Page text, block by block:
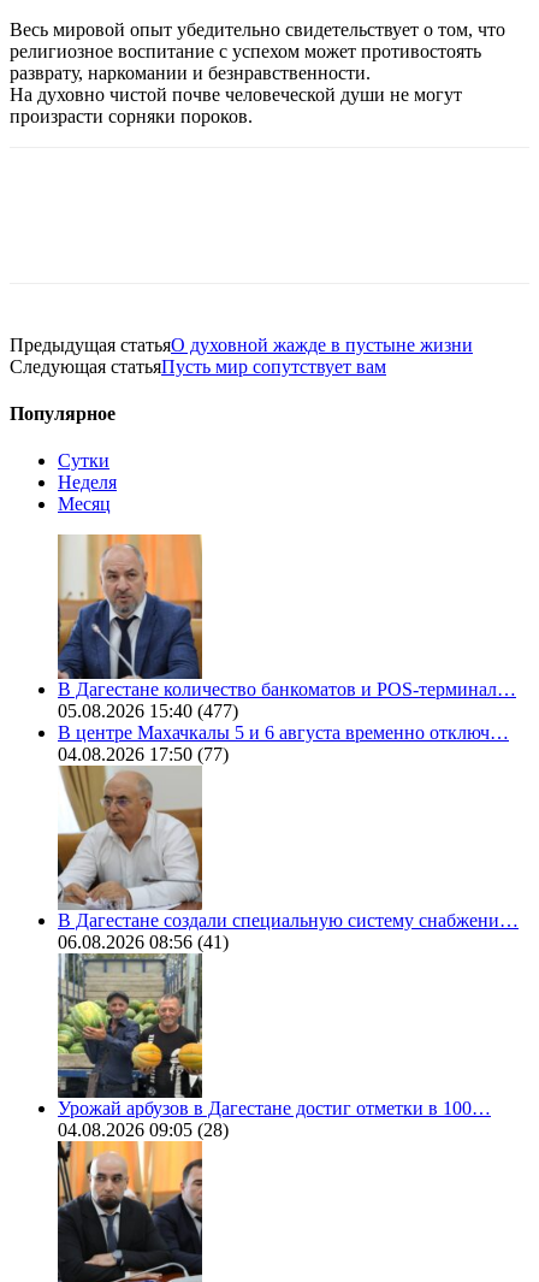
Весь мировой опыт убедительно свидетельствует о том, что
религиозное воспитание с успехом может противостоять
разврату, наркомании и безнравственности.
На духовно чистой почве человеческой души не могут
произрасти сорняки пороков.
Предыдущая статьяО духовной жажде в пустыне жизни
Следующая статьяПусть мир сопутствует вам
Популярное
Сутки
Неделя
Месяц
В Дагестане количество банкоматов и POS-терминал…
05.08.2026 15:40 (477)
В центре Махачкалы 5 и 6 августа временно отключ…
04.08.2026 17:50 (77)
В Дагестане создали специальную систему снабжени…
06.08.2026 08:56 (41)
Урожай арбузов в Дагестане достиг отметки в 100…
04.08.2026 09:05 (28)